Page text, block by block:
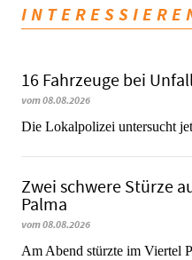
16 Fahrzeuge bei
vom 08.08.2026
Die Lokalpolizei untersucht
Zwei schwere Stürze
Palma
vom 08.08.2026
Am Abend stürzte im Viertel